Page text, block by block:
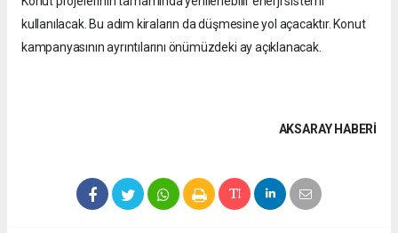
kullanılacak. Bu adım kiraların da düşmesine yol açacaktır. Konut
kampanyasının ayrıntılarını önümüzdeki ay açıklanacak.
AKSARAY HABERİ